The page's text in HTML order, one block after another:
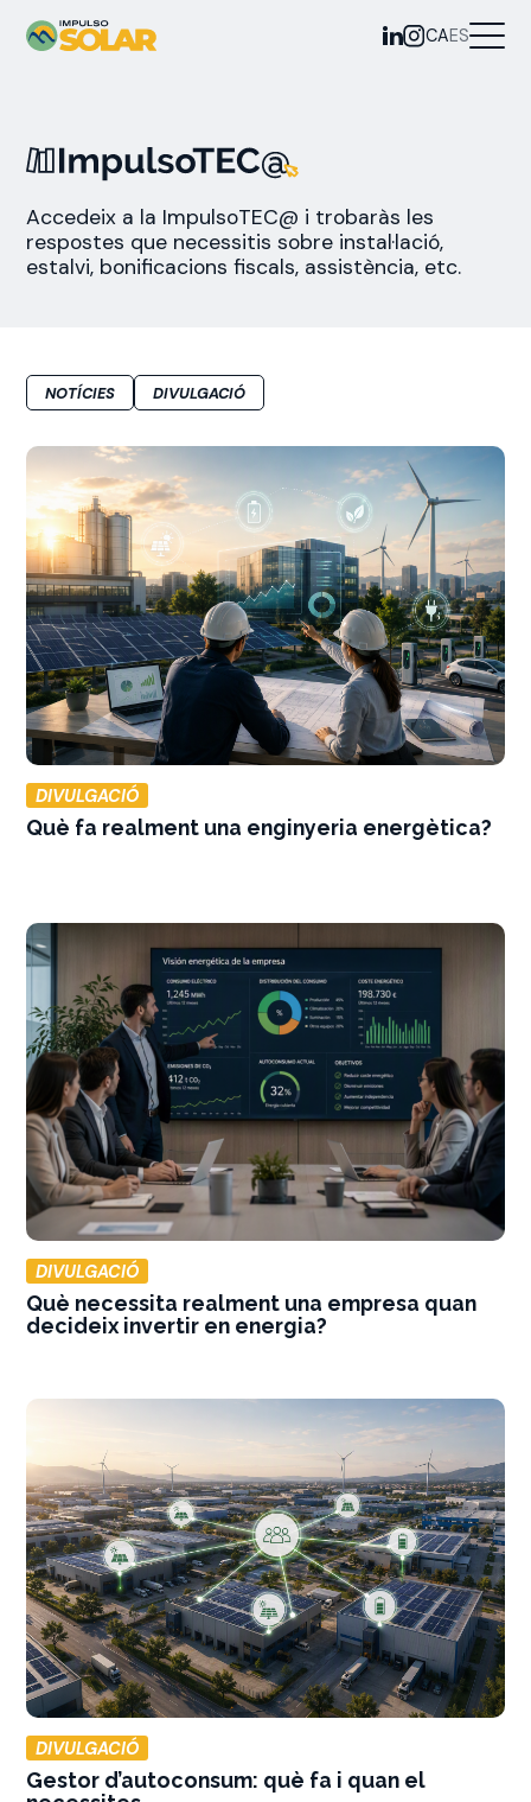
CAES
Accedeix a la ImpulsoTEC@ i trobaràs les
respostes que necessitis sobre instal·lació,
estalvi, bonificacions fiscals, assistència, etc.
NOTÍCIES DIVULGACIÓ
DIVULGACIÓ
Què fa realment una enginyeria energètica?
DIVULGACIÓ
Què necessita realment una empresa quan
decideix invertir en energia?
DIVULGACIÓ
Gestor d’autoconsum: què fa i quan el